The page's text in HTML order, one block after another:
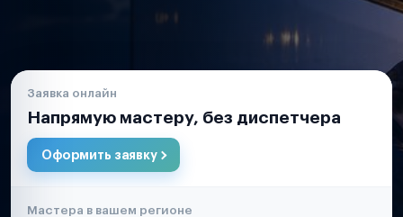
Заявка онлайн
Напрямую мастеру, без диспетчера
Оформить заявку
Мастера в вашем регионе